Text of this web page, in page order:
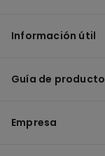
Información útil
Guía de producto
Empresa